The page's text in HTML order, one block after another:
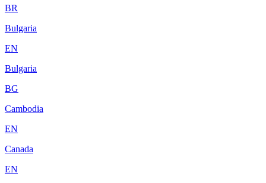
BR
Bulgaria
EN
Bulgaria
BG
Cambodia
EN
Canada
EN